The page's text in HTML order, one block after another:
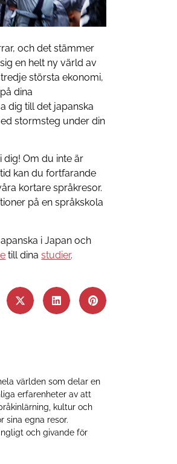
och det stämmer
en helt ny värld av
största ekonomi,
dina
dig till det japanska
stormsteg under din
dig! Om du inte är
kan du fortfarande
kortare språkresor.
på en språkskola
i Japan och
till dinastudier.
världen som delar en
erfarenheter av att
kultur och
sina egna resor.
och givande för